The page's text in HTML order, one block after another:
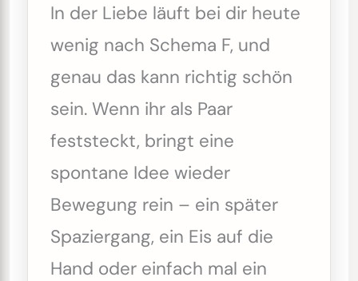
In der Liebe läuft bei dir heute
wenig nach Schema F, und
genau das kann richtig schön
sein. Wenn ihr als Paar
feststeckt, bringt eine
spontane Idee wieder
Bewegung rein – ein später
Spaziergang, ein Eis auf die
Hand oder einfach mal ein